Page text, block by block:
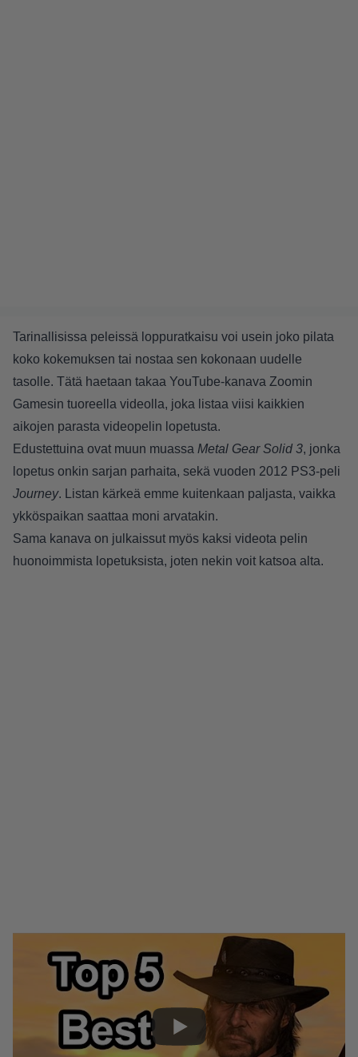
Tarinallisissa peleissä loppuratkaisu voi usein joko pilata
koko kokemuksen tai nostaa sen kokonaan uudelle
tasolle. Tätä haetaan takaa YouTube-kanava Zoomin
Gamesin tuoreella videolla, joka listaa viisi kaikkien
aikojen parasta videopelin lopetusta.
Edustettuina ovat muun muassa Metal Gear Solid 3, jonka
lopetus onkin sarjan parhaita, sekä vuoden 2012 PS3-peli
Journey. Listan kärkeä emme kuitenkaan paljasta, vaikka
ykköspaikan saattaa moni arvatakin.
Sama kanava on julkaissut myös kaksi videota pelin
huonoimmista lopetuksista, joten nekin voit katsoa alta.